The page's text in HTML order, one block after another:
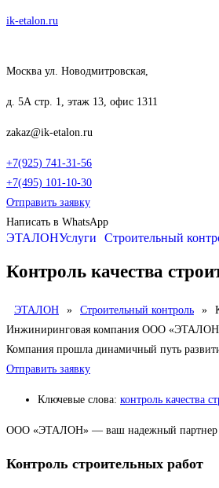
Перейти
ik-etalon.ru
Москва ул. Новодмитровская,
д. 5А стр. 1, этаж 13, офис 1311
zakaz@ik-etalon.ru
+7(925) 741-31-56
+7(495) 101-10-30
Отправить заявку
Написать в WhatsApp
ЭТАЛОНУслуги Строительный
Контроль качества
ЭТАЛОН » Строительный контроль »
Инжиниринговая компания ООО
Компания прошла динамичный путь
Отправить заявку
Ключевые слова: контроль качества
ООО «ЭТАЛОН» — ваш надежный партнер в
Контроль строительных работ